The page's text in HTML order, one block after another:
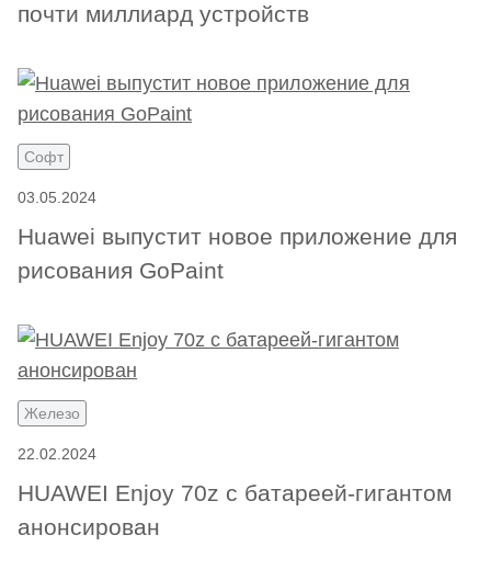
почти миллиард устройств
Софт
03.05.2024
Huawei выпустит новое приложение для
рисования GoPaint
Железо
22.02.2024
HUAWEI Enjoy 70z с батареей-гигантом
анонсирован